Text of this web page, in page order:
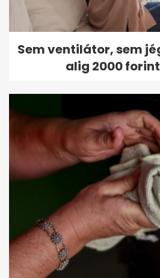
Sem ventilátor, sem
alig 2000 forint